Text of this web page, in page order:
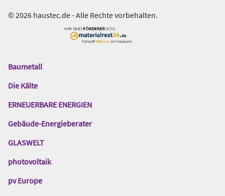
© 2026 haustec.de - Alle Rechte vorbehalten.
Das
Gentner
Baumetall
Die Kälte
ERNEUERBARE ENERGIEN
Gebäude-Energieberater
GLASWELT
photovoltaik
pv Europe